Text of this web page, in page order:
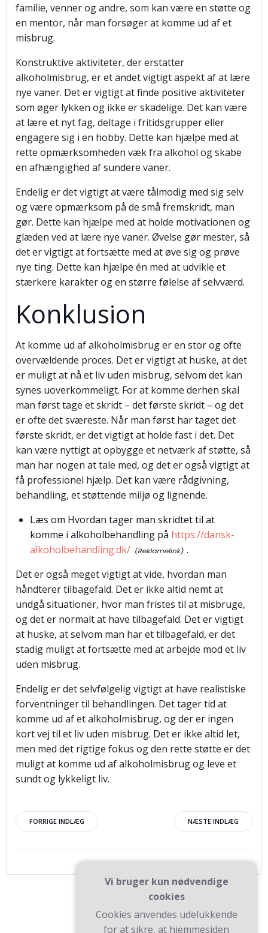
familie, venner og andre, som kan være en støtte og
en mentor, når man forsøger at komme ud af et
misbrug.
Konstruktive aktiviteter, der erstatter
alkoholmisbrug, er et andet vigtigt aspekt af at lære
nye vaner. Det er vigtigt at finde positive aktiviteter
som øger lykken og ikke er skadelige. Det kan være
at lære et nyt fag, deltage i fritidsgrupper eller
engagere sig i en hobby. Dette kan hjælpe med at
rette opmærksomheden væk fra alkohol og skabe
en afhængighed af sundere vaner.
Endelig er det vigtigt at være tålmodig med sig selv
og være opmærksom på de små fremskridt, man
gør. Dette kan hjælpe med at holde motivationen og
glæden ved at lære nye vaner. Øvelse gør mester, så
det er vigtigt at fortsætte med at øve sig og prøve
nye ting. Dette kan hjælpe én med at udvikle et
stærkere karakter og en større følelse af selvværd.
Konklusion
At komme ud af alkoholmisbrug er en stor og ofte
overvældende proces. Det er vigtigt at huske, at det
er muligt at nå et liv uden misbrug, selvom det kan
synes uoverkommeligt. For at komme derhen skal
man først tage et skridt – det første skridt – og det
er ofte det sværeste. Når man først har taget det
første skridt, er det vigtigt at holde fast i det. Det
kan være nyttigt at opbygge et netværk af støtte, så
man har nogen at tale med, og det er også vigtigt at
få professionel hjælp. Det kan være rådgivning,
behandling, et støttende miljø og lignende.
Læs om Hvordan tager man skridtet til at
komme i alkoholbehandling på https://dansk-
alkoholbehandling.dk/
.
Det er også meget vigtigt at vide, hvordan man
håndterer tilbagefald. Det er ikke altid nemt at
undgå situationer, hvor man fristes til at misbruge,
og det er normalt at have tilbagefald. Det er vigtigt
at huske, at selvom man har et tilbagefald, er det
stadig muligt at fortsætte med at arbejde mod et liv
uden misbrug.
Endelig er det selvfølgelig vigtigt at have realistiske
forventninger til behandlingen. Det tager tid at
komme ud af et alkoholmisbrug, og der er ingen
kort vej til et liv uden misbrug. Det er ikke altid let,
men med det rigtige fokus og den rette støtte er det
muligt at komme ud af alkoholmisbrug og leve et
sundt og lykkeligt liv.
Indlægsnavigation
FORRIGE INDLÆG NÆSTE INDLÆG
Vi bruger kun nødvendige
cookies
Cookies anvendes udelukkende
for at sikre, at hjemmesiden